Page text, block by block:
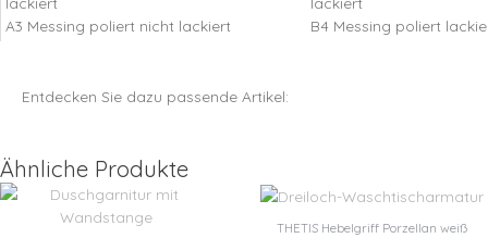
A3 Messing poliert nicht lackiert B4 Messing poliert
Entdecken Sie dazu passende Artikel:
Ähnliche Produkte
THETIS Hebelgriff Porzellan weiß